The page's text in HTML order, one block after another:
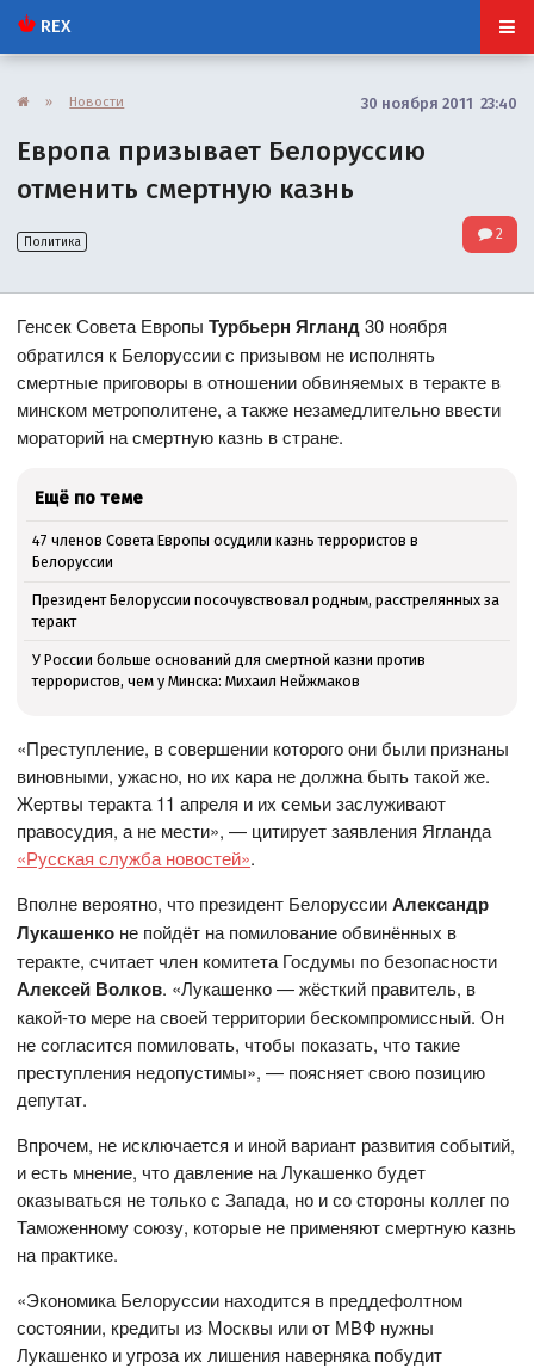
REX
» Новости 30 ноября 2011 23:40
Европа призывает Белоруссию
отменить смертную казнь
Политика 2
Генсек Совета ЕвропыТурбьерн Ягланд30 ноября
обратился к Белоруссии с призывом не исполнять
смертные приговоры в отношении обвиняемых в теракте в
минском метрополитене, а также незамедлительно ввести
мораторий на смертную казнь в стране.
Ещё по теме
47 членов Совета Европы осудили казнь террористов в
Белоруссии
Президент Белоруссии посочувствовал родным, расстрелянных за
теракт
У России больше оснований для смертной казни против
террористов, чем у Минска: Михаил Нейжмаков
«Преступление, в совершении которого они были признаны
виновными, ужасно, но их кара не должна быть такой же.
Жертвы теракта 11 апреля и их семьи заслуживают
правосудия, а не мести», — цитирует заявления Ягланда
«Русская служба новостей».
Вполне вероятно, что президент БелоруссииАлександр
Лукашенко не пойдёт на помилование обвинённых в
теракте, считает член комитета Госдумы по безопасности
Алексей Волков. «Лукашенко — жёсткий правитель, в
какой-то мере на своей территории бескомпромиссный. Он
не согласится помиловать, чтобы показать, что такие
преступления недопустимы», — поясняет свою позицию
депутат.
Впрочем, не исключается и иной вариант развития событий,
и есть мнение, что давление на Лукашенко будет
оказываться не только с Запада, но и со стороны коллег по
Таможенному союзу, которые не применяют смертную казнь
на практике.
«Экономика Белоруссии находится в преддефолтном
состоянии, кредиты из Москвы или от МВФ нужны
Лукашенко и угроза их лишения наверняка побудит